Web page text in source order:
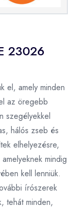
23026
el, amely minden
az öregebb
szegélyekkel
hálós zseb és
elhelyezésre,
mindig
kell lenniük.
írószerek
tehát minden,